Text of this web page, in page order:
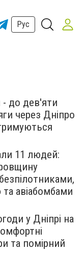
Рус
- до дев'яти
через Дніпро
11 людей:
та авіабомбами
у Дніпрі на
та помірний